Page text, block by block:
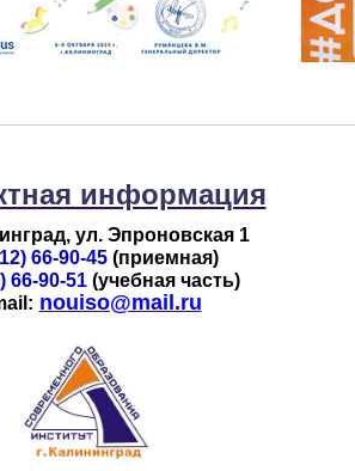
информация
ул. Эпроновская 1
66-90-45 (приемная)
66-90-51(учебная часть)
nouiso@mail.ru